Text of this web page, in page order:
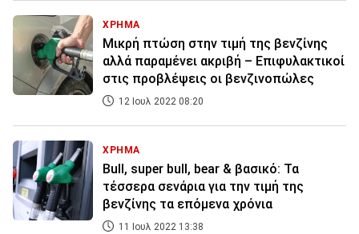
ΧΡΗΜΑ
Μικρή πτώση στην τιμή της βενζίνης
αλλά παραμένει ακριβή – Επιφυλακτικοί
στις προβλέψεις οι βενζινοπώλες
12 Ιουλ 2022 08:20
ΧΡΗΜΑ
Bull, super bull, bear & βασικό: Τα
τέσσερα σενάρια για την τιμή της
βενζίνης τα επόμενα χρόνια
11 Ιουλ 2022 13:38